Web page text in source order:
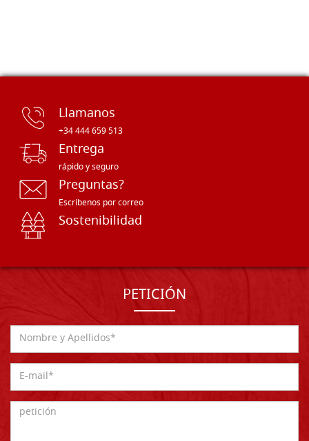
Llamanos
+34 444 659 513
Entrega
rápido y seguro
Preguntas?
Escríbenos por correo
Sostenibilidad
PETICIÓN